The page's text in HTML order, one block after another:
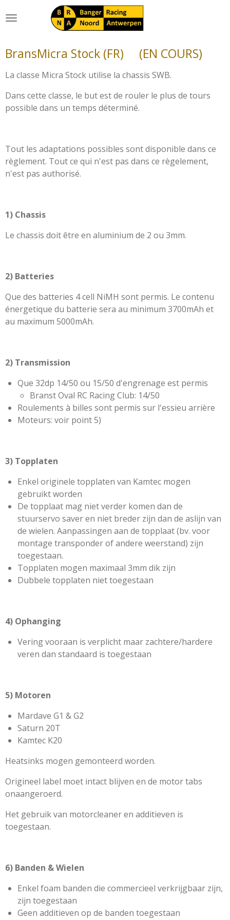
direct
de
hoofdinhoud
BransMicra Stock (FR) (EN COURS)
La classe Micra Stock utilise la chassis SWB.
Dans cette classe, le but est de rouler le plus de tours
possible dans un temps déterminé.
Tout les adaptations possibles sont disponible dans ce
règlement. Tout ce qui n'est pas dans ce règelement,
n'est pas authorisé.
1) Chassis
Le chassis doit être en aluminium de 2 ou 3mm.
2) Batteries
Que des batteries 4 cell NiMH sont permis. Le contenu
énergetique du batterie sera au minimum 3700mAh et
au maximum 5000mAh.
2) Transmission
Que 32dp 14/50 ou 15/50 d'engrenage est permis
Branst Oval RC Racing Club: 14/50
Roulements à billes sont permis sur l'essieu arrière
Moteurs: voir point 5)
3) Topplaten
Enkel originele topplaten van Kamtec mogen
gebruikt worden
De topplaat mag niet verder komen dan de
stuurservo saver en niet breder zijn dan de aslijn van
de wielen. Aanpassingen aan de topplaat (bv. voor
montage transponder of andere weerstand) zijn
toegestaan.
Topplaten mogen maximaal 3mm dik zijn
Dubbele topplaten niet toegestaan
4) Ophanging
Vering vooraan is verplicht maar zachtere/hardere
veren dan standaard is toegestaan
5) Motoren
Mardave G1 & G2
Saturn 20T
Kamtec K20
Heatsinks mogen gemonteerd worden.
Origineel label moet intact blijven en de motor tabs
onaangeroerd.
Het gebruik van motorcleaner en additieven is
toegestaan.
6) Banden & Wielen
Enkel foam banden die commercieel verkrijgbaar zijn,
zijn toegestaan
Geen additieven op de banden toegestaan